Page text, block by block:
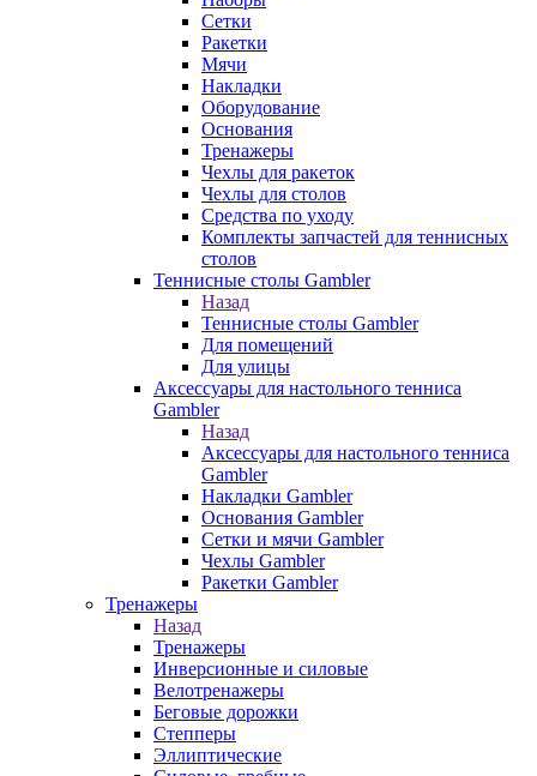
Сетки
Ракетки
Мячи
Накладки
Оборудование
Основания
Тренажеры
Чехлы для ракеток
Чехлы для столов
Средства по уходу
Комплекты запчастей для теннисных
столов
Теннисные столы Gambler
Назад
Теннисные столы Gambler
Для помещений
Для улицы
Аксессуары для настольного тенниса
Gambler
Назад
Аксессуары для настольного тенниса
Gambler
Накладки Gambler
Основания Gambler
Сетки и мячи Gambler
Чехлы Gambler
Ракетки Gambler
Тренажеры
Назад
Тренажеры
Инверсионные и силовые
Велотренажеры
Беговые дорожки
Степперы
Эллиптические